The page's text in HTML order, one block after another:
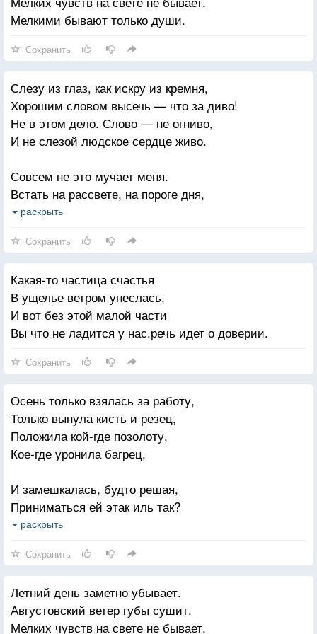
Мелкими бывают только души.
Сохранить
Слезу из глаз, как искру из кремня,
Хорошим словом высечь — что за диво!
Не в этом дело. Слово — не огниво,
И не слезой людское сердце живо.
Совсем не это мучает меня.
Встать на рассвете, на пороге дня,
Сказать вперед шагающим:
Отдать им песню, полную порыва,
Хранящую, как верная броня,
От слов, звучащих праздно и фальшиво.
Спросить с людей не искры, а огня.
раскрыть
Сохранить
Какая-то частица счастья
В ущелье ветром унеслась,
И вот без этой малой части
Вы что не ладится у нас.речь идет о доверии.
Сохранить
Осень только взялась за работу,
Только вынула кисть и резец,
Положила кой-где позолоту,
Кое-где уронила багрец,
И замешкалась, будто решая,
Приниматься ей этак иль так?
То отчается, краски мешая,
То зайдется от злости и в клочья
Все порвет беспощадной рукой
И внезапно, мучительной ночью,
Обретет величавый покой.
раскрыть
Сохранить
Летний день заметно убывает.
Августовский ветер губы сушит.
Мелких чувств на свете не бывает.